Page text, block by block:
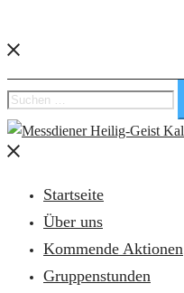
Suchen
nach:
Menü
Startseite
Über uns
Kommende Aktionen
Gruppenstunden